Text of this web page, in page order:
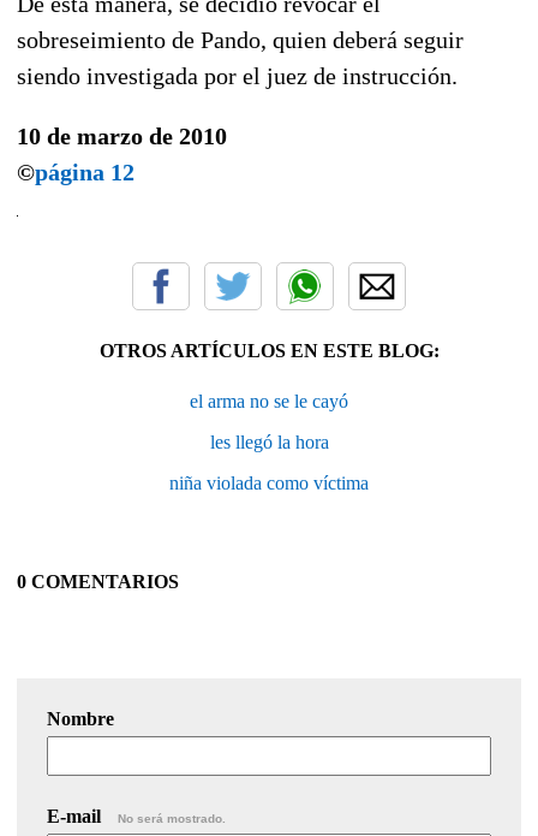
sobreseimiento de Pando, quien deberá seguir
siendo investigada por el juez de instrucción.
10 de marzo de 2010
©página 12
OTROS ARTÍCULOS EN ESTE BLOG:
el arma no se le cayó
les llegó la hora
niña violada como víctima
0 COMENTARIOS
Nombre
E-mail No será mostrado.